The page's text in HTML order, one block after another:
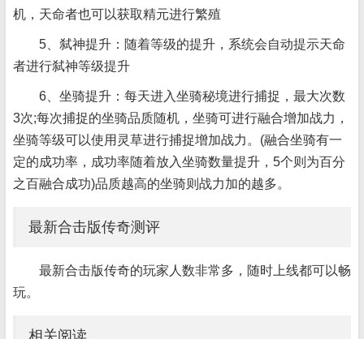
机，天命者也可以获取精元进行繁殖
5、弑神提升：随着等级的提升，系统会自动提示天命
者进行弑神等级提升
6、坐骑提升：每天进入坐骑秘境进行捕捉，最大次数
3次;每次捕捉的坐骑品质随机，坐骑可进行融合增加战力，
坐骑等级可以使用灵草进行捕捉增加战力。(融合坐骑有一
定的成功率，成功率随着放入坐骑数量提升，5个则为百分
之百融合成功)品质越高的坐骑则战力加的越多。
最新合击版传奇测评
最新合击版传奇的玩家人数非常多，随时上线都可以畅
玩。
相关阅读